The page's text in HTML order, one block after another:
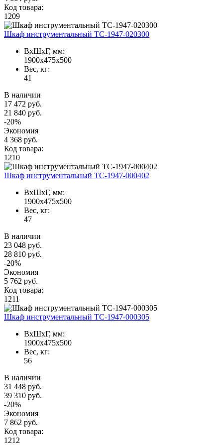
Код товара:
1209
Шкаф инструментальный TC-1947-020300
ВxШxГ, мм:
1900x475x500
Вес, кг:
41
В наличии
17 472 руб.
21 840 руб.
-20%
Экономия
4 368 руб.
Код товара:
1210
Шкаф инструментальный TC-1947-000402
ВxШxГ, мм:
1900x475x500
Вес, кг:
47
В наличии
23 048 руб.
28 810 руб.
-20%
Экономия
5 762 руб.
Код товара:
1211
Шкаф инструментальный TC-1947-000305
ВxШxГ, мм:
1900x475x500
Вес, кг:
56
В наличии
31 448 руб.
39 310 руб.
-20%
Экономия
7 862 руб.
Код товара:
1212